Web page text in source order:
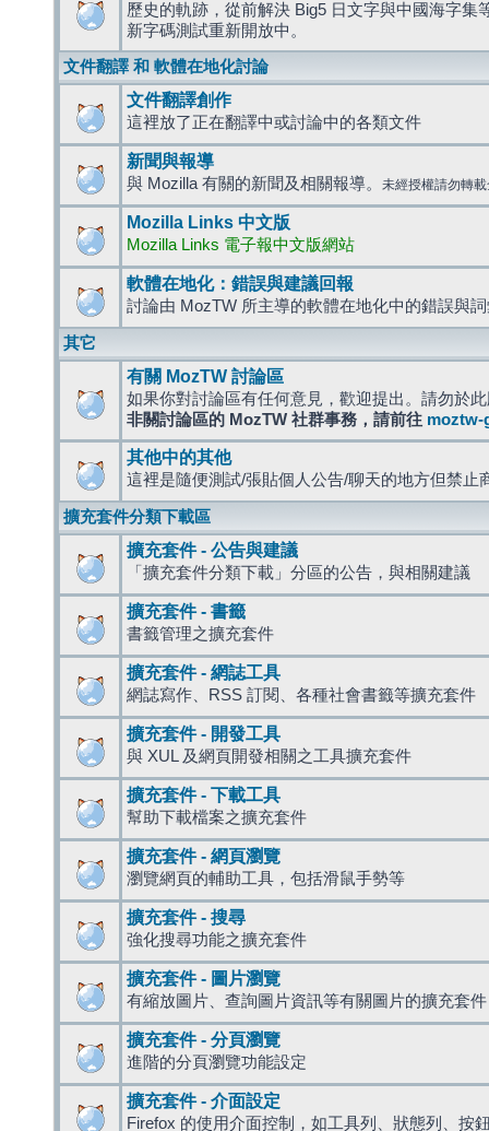
歷史的軌跡，從前解決 Big5 日文字與中國海字集
新字碼測試重新開放中。
文件翻譯 和 軟體在地化討論
文件翻譯創作
這裡放了正在翻譯中或討論中的各類文件
新聞與報導
與 Mozilla 有關的新聞及相關報導。 未經授權請勿轉
Mozilla Links 中文版
Mozilla Links 電子報中文版網站
軟體在地化：錯誤與建議回報
討論由 MozTW 所主導的軟體在地化中的錯誤與
其它
有關 MozTW 討論區
如果你對討論區有任何意見，歡迎提出。請勿於
非關討論區的 MozTW 社群事務，請前往 moztw-
其他中的其他
這裡是隨便測試/張貼個人公告/聊天的地方但禁止
擴充套件分類下載區
擴充套件 - 公告與建議
「擴充套件分類下載」分區的公告，與相關建議
擴充套件 - 書籤
書籤管理之擴充套件
擴充套件 - 網誌工具
網誌寫作、RSS 訂閱、各種社會書籤等擴充套件
擴充套件 - 開發工具
與 XUL 及網頁開發相關之工具擴充套件
擴充套件 - 下載工具
幫助下載檔案之擴充套件
擴充套件 - 網頁瀏覽
瀏覽網頁的輔助工具，包括滑鼠手勢等
擴充套件 - 搜尋
強化搜尋功能之擴充套件
擴充套件 - 圖片瀏覽
有縮放圖片、查詢圖片資訊等有關圖片的擴充套件
擴充套件 - 分頁瀏覽
進階的分頁瀏覽功能設定
擴充套件 - 介面設定
Firefox 的使用介面控制，如工具列、狀態列、按